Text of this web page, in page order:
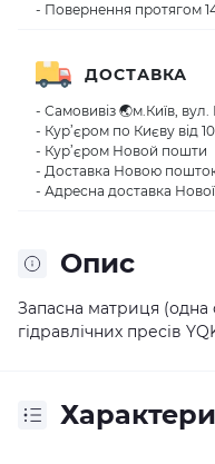
Опис
Запасна матриця (одна
гідравлічних пресів
- Повернення протягом
ДОСТАВКА
- Самовивіз 🌏м.Київ,
- Кур’єром по Києву від
- Кур’єром Новой пошти
- Доставка Новою
- Адресна доставка